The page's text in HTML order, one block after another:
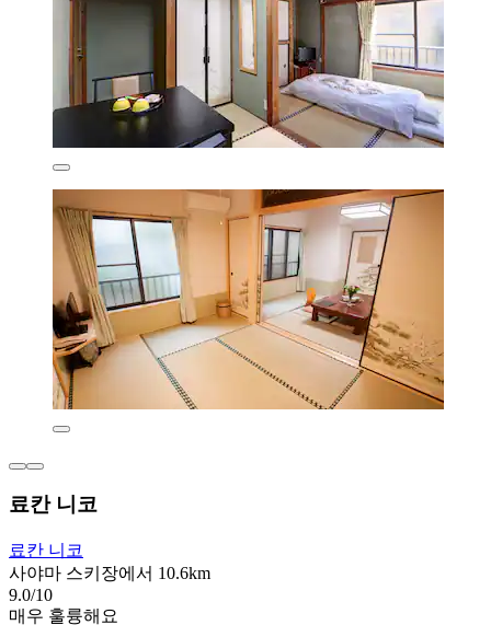
료칸 니코
료칸 니코
사야마 스키장에서 10.6km
9.0/10
매우 훌륭해요